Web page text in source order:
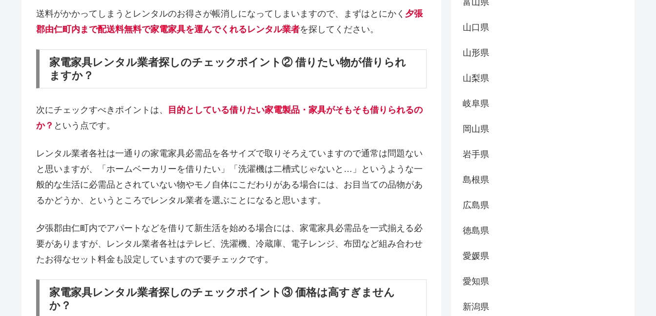
送料がかかってしまうとレンタルのお得さが帳消しになってしまいますので、まずはとにかく 夕張
郡由仁町内まで配送料無料で家電家具を運んでくれるレンタル業者を探してください。
家電家具レンタル業者探しのチェックポイント② 借りたい物が借りられ
ますか？
次にチェックすべきポイントは、
目的としている借りたい家電製品・家具がそもそも借りられるの
か？ という点です。
レンタル業者各社は一通りの家電家具必需品を各サイズで取りそろえていますので通常は問題ない
と思いますが、「ホームベーカリーを借りたい」「洗濯機は二槽式じゃないと…」というような一
般的な生活に必需品とされていない物やモノ自体にこだわりがある場合には、お目当ての品物があ
るかどうか、というところでレンタル業者を選ぶことになると思います。
夕張郡由仁町内でアパートなどを借りて新生活を始める場合には、家電家具必需品を一式揃える必
要がありますが、レンタル業者各社はテレビ、洗濯機、冷蔵庫、電子レンジ、布団など組み合わせ
たお得なセット料金も設定していますので要チェックです。
家電家具レンタル業者探しのチェックポイント③ 価格は高すぎません
か？
富山県
山口県
山形県
山梨県
岐阜県
岡山県
岩手県
島根県
広島県
徳島県
愛媛県
愛知県
新潟県